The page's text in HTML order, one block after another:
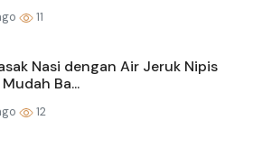
11
Nasi dengan Air Jeruk Nipis
Ba...
12